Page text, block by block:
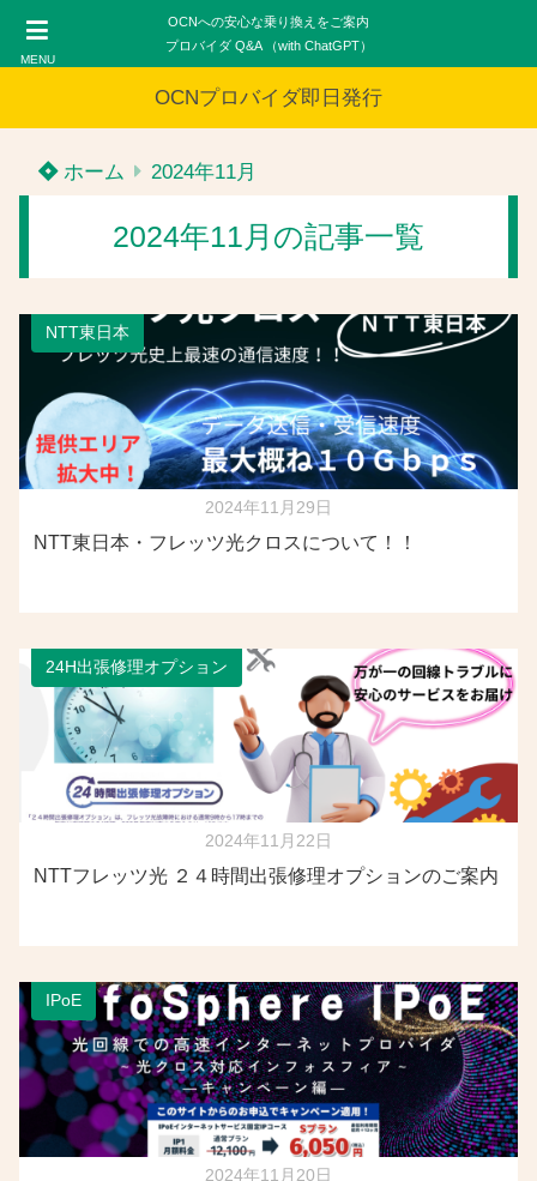
MENU
OCNへの安心な乗り換えをご案内
プロバイダ Q&A （with ChatGPT）
OCNプロバイダ即日発行
ホーム 2024年11月
2024年11月の記事一覧
NTT東日本
2024年11月29日
NTT東日本・フレッツ光クロスについて！！
24H出張修理オプション
2024年11月22日
NTTフレッツ光 ２４時間出張修理オプションのご案内
IPoE
2024年11月20日